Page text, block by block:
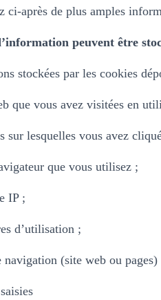
ci-après de plus amples
peuvent être
stockées par les cookies
que vous avez visitées en
sur lesquelles vous avez
que vous utilisez ;
IP ;
d’utilisation ;
navigation (site web ou pages)